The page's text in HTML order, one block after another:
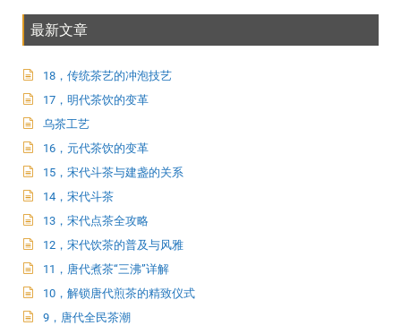
最新文章
18，传统茶艺的冲泡技艺
17，明代茶饮的变革
乌茶工艺
16，元代茶饮的变革
15，宋代斗茶与建盏的关系
14，宋代斗茶
13，宋代点茶全攻略
12，宋代饮茶的普及与风雅
11，唐代煮茶“三沸”详解
10，解锁唐代煎茶的精致仪式
9，唐代全民茶潮